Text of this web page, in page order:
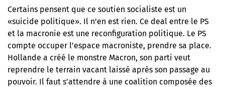
Certains pensent que ce soutien socialiste est un
«suicide politique». Il n’en est rien. Ce deal entre le PS
et la macronie est une reconfiguration politique. Le PS
compte occuper l’espace macroniste, prendre sa place.
Hollande a créé le monstre Macron, son parti veut
reprendre le terrain vacant laissé après son passage au
pouvoir. Il faut s’attendre à une coalition composée des